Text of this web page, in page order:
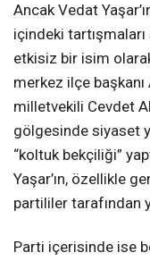
Ancak Vedat
içindeki
etkisiz bir isim
merkez ilçe
milletvekili Cevdet
gölgesinde siyaset
“koltuk bekçiliği”
Yaşar’ın, özellikle
partililer tarafından
Parti içerisinde ise